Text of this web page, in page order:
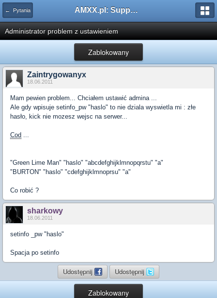
← Pytania AMXX.pl: Support AMX Mod X i SourceMod
Administrator problem z ustawieniem
Zablokowany
Zaintrygowanyx
18.06.2011
Mam pewien problem... Chciałem ustawić admina ...
Ale gdy wpisuje setinfo_pw "haslo" to nie dziala wyswietla mi : złe
hasło, kick nie mozesz wejsc na serwer...
Cod ...
"Green Lime Man" "haslo" "abcdefghijklmnopqrstu" "a"
"BURTON" "haslo" "cdefghijklmnoprsu" "a"
Co robić ?
sharkowy
18.06.2011
setinfo _pw "haslo"
Spacja po setinfo
Udostępnij Udostępnij
Zablokowany